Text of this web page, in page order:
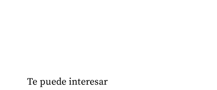
Te puede interesar